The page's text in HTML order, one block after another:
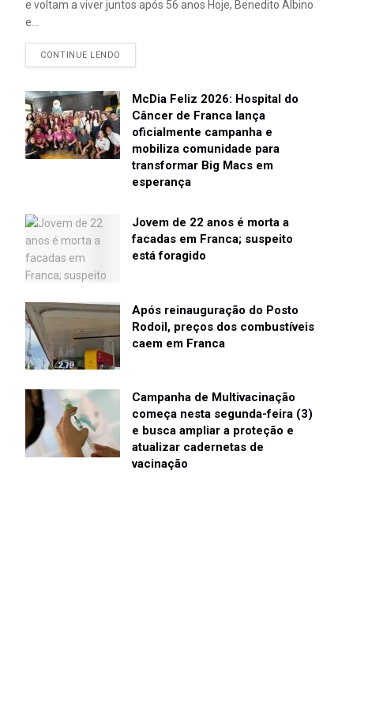
e voltam a viver juntos após 56 anos Hoje, Benedito Albino
e...
CONTINUE LENDO
McDia Feliz 2026: Hospital do
Câncer de Franca lança
oficialmente campanha e
mobiliza comunidade para
transformar Big Macs em
esperança
Jovem de 22 anos é morta a
facadas em Franca; suspeito
está foragido
Após reinauguração do Posto
Rodoil, preços dos combustíveis
caem em Franca
Campanha de Multivacinação
começa nesta segunda-feira (3)
e busca ampliar a proteção e
atualizar cadernetas de
vacinação